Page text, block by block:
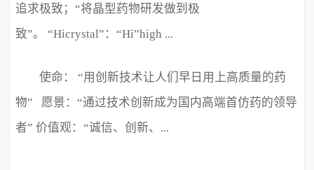
追求极致；“将晶型药物研发做到极
致”。 “Hicrystal”：“Hi”high ...
使命： “用创新技术让人们早日用上高质量的药
物” 愿景：“通过技术创新成为国内高端首仿药的领导
者” 价值观：“诚信、创新、...